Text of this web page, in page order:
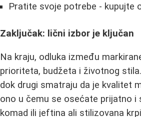
Pratite svoje potrebe - kupujte
Zaključak: lični izbor je ključan
Na kraju, odluka između
prioriteta, budžeta i životnog
dok drugi smatraju da je kvalitet
ono u čemu se osećate prijatno i
komad ili jeftina ali stilizovana